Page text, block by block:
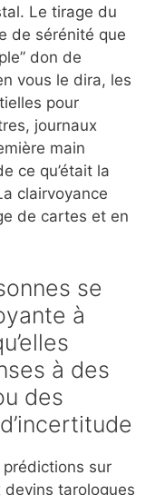
Le tirage du
de sérénité que
don de
vous le dira, les
pour
journaux
main
ce qu’était la
clairvoyance
de cartes et en
se
à
à des
des
sur
devins tarologues